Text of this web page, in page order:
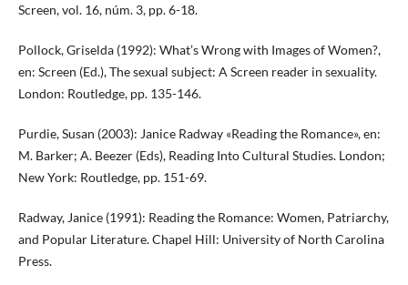
Screen, vol. 16, núm. 3, pp. 6-18.
Pollock, Griselda (1992): What’s Wrong with Images of Women?,
en: Screen (Ed.), The sexual subject: A Screen reader in sexuality.
London: Routledge, pp. 135-146.
Purdie, Susan (2003): Janice Radway «Reading the Romance», en:
M. Barker; A. Beezer (Eds), Reading Into Cultural Studies. London;
New York: Routledge, pp. 151-69.
Radway, Janice (1991): Reading the Romance: Women, Patriarchy,
and Popular Literature. Chapel Hill: University of North Carolina
Press.